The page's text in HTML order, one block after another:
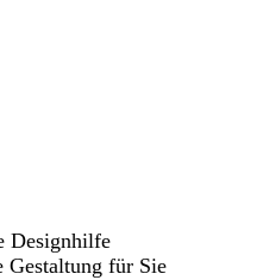
Designhilfe
Gestaltung für Sie